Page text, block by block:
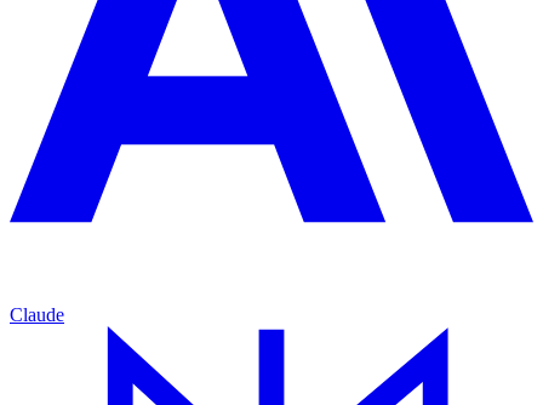
Claude